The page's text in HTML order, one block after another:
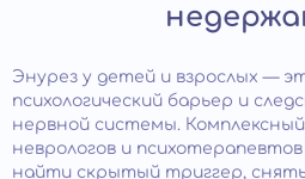
Энурез у детей и взрослых —
психологический барьер и
нервной системы.
неврологов и
найти скрытый триггер,